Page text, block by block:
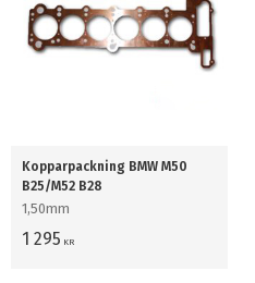
Kopparpackning BMW M50
B25/M52 B28
1,50mm
1 295 KR